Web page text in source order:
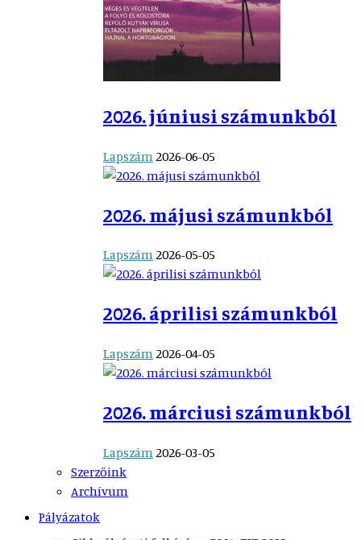
2026. júniusi számunkból
Lapszám 2026-06-05
2026. májusi számunkból
Lapszám2026-05-05
2026. áprilisi számunkból
Lapszám2026-04-05
2026. márciusi számunkból
Lapszám2026-03-05
Szerzőink
Archívum
Pályázatok